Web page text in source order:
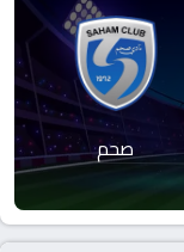
صحم